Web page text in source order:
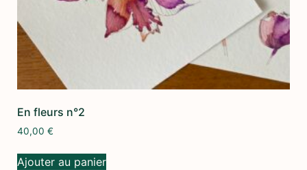
En fleurs n°2
40,00 €
Ajouter au panier